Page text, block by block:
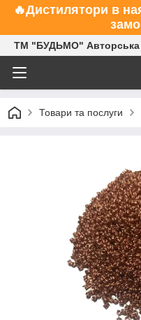
🔥Дистилятори в
ТМ "БУДЬМО" Авторська
Товари та послуги